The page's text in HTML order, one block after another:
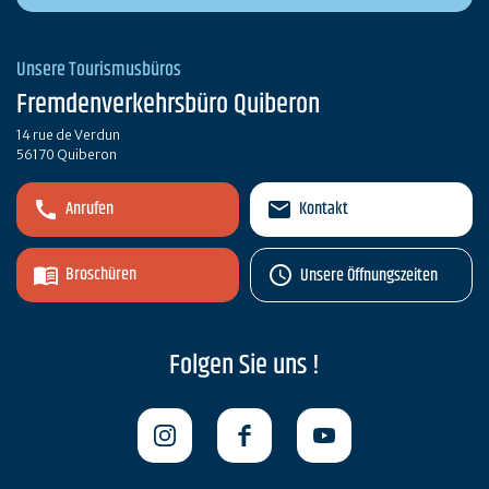
Unsere Tourismusbüros
Fremdenverkehrsbüro Quiberon
14 rue de Verdun
56170 Quiberon
Anrufen
Broschüren
Kontakt
Unsere Öffnungszeiten
Folgen Sie uns !